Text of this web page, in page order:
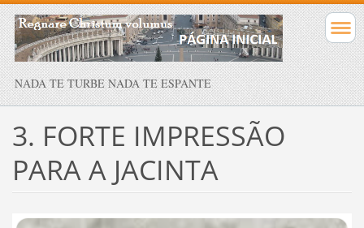
NADA TE TURBE NADA TE ESPANTE
3. FORTE IMPRESSÃO
PARA A JACINTA